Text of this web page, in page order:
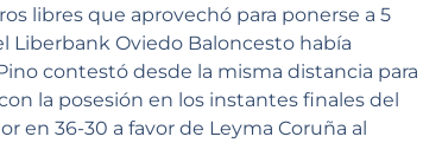
libres que aprovechó para ponerse a 5
Liberbank Oviedo Baloncesto había
contestó desde la misma distancia para
la posesión en los instantes finales del
en 36-30 a favor de Leyma Coruña al